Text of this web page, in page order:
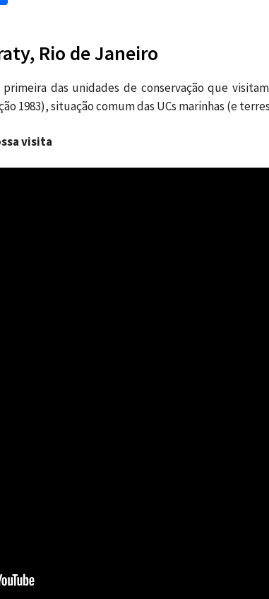
Rio de Janeiro
primeira das unidades de conservação que
1983), situação comum das UCs marinhas (e
visita